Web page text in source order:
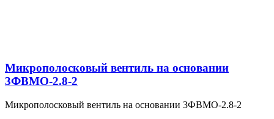
Микрополосковый вентиль на основании
3ФВМO-2.8-2
Микрополосковый вентиль на основании 3ФВМO-2.8-2